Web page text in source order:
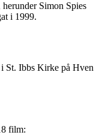
Simon Spies
i 1999.
St. Ibbs Kirke på Hven
film: